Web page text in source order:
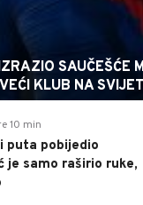
SAUČEŠĆE
KLUB NA
10 min
puta pobijedio
je samo raširio ruke,